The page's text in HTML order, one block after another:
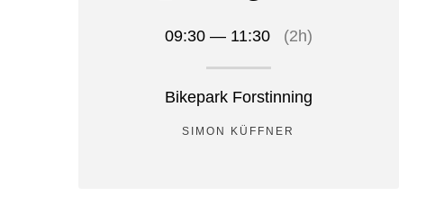
09:30 — 11:30 (2h)
Bikepark Forstinning
SIMON KÜFFNER